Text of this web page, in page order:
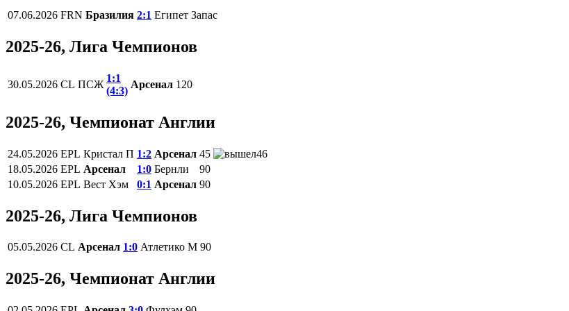
07.06.2026 FRN Бразилия 2:1 Египет Запас
2025-26, Лига Чемпионов
30.05.2026 CL ПСЖ
1:1
(4:3)
Арсенал 120
2025-26, Чемпионат Англии
24.05.2026 EPL Кристал П 1:2 Арсенал 45
46
18.05.2026 EPL Арсенал 1:0 Бернли
90
10.05.2026 EPL Вест Хэм 0:1 Арсенал 90
2025-26, Лига Чемпионов
05.05.2026 CL Арсенал 1:0 Атлетико М 90
2025-26, Чемпионат Англии